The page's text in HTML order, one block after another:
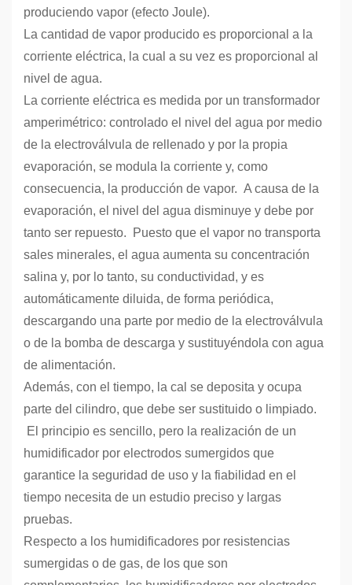
produciendo vapor (efecto Joule).
La cantidad de vapor producido es proporcional a la
corriente eléctrica, la cual a su vez es proporcional al
nivel de agua.
La corriente eléctrica es medida por un transformador
amperimétrico: controlado el nivel del agua por medio
de la electroválvula de rellenado y por la propia
evaporación, se modula la corriente y, como
consecuencia, la producción de vapor. A causa de la
evaporación, el nivel del agua disminuye y debe por
tanto ser repuesto. Puesto que el vapor no transporta
sales minerales, el agua aumenta su concentración
salina y, por lo tanto, su conductividad, y es
automáticamente diluida, de forma periódica,
descargando una parte por medio de la electroválvula
o de la bomba de descarga y sustituyéndola con agua
de alimentación.
Además, con el tiempo, la cal se deposita y ocupa
parte del cilindro, que debe ser sustituido o limpiado.
El principio es sencillo, pero la realización de un
humidificador por electrodos sumergidos que
garantice la seguridad de uso y la fiabilidad en el
tiempo necesita de un estudio preciso y largas
pruebas.
Respecto a los humidificadores por resistencias
sumergidas o de gas, de los que son